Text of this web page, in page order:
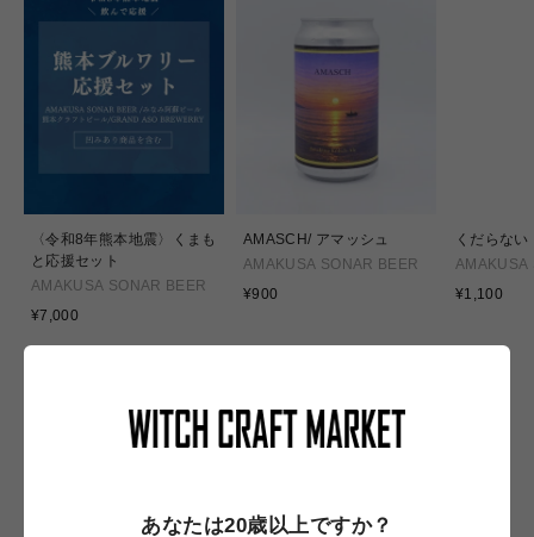
〈令和8年熊本地震〉くまも
と応援セット
AMAKUSA SONAR BEER
通
¥7,000
AMASCH/ アマッシュ
AMAKUSA SONAR BEER
通
¥900
くだらない
AMAKUSA
通
¥1,100
あなたは20歳以上ですか？